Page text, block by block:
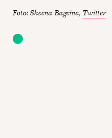
Foto: Sheena Bageine, Twitter